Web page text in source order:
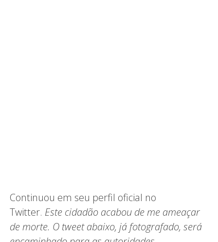
Continuou em seu perfil oficial no
Twitter. Este cidadão acabou de me ameaçar
de morte. O tweet abaixo, já fotografado, será